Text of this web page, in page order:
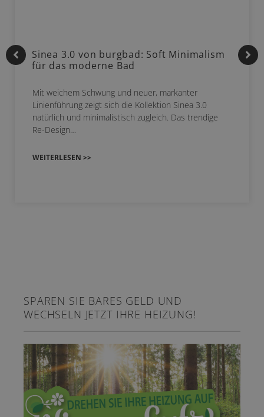
Sinea 3.0 von burgbad: Soft Minimalism
für das moderne Bad
Mit weichem Schwung und neuer, markanter
Linienführung zeigt sich die Kollektion Sinea 3.0
natürlich und minimalistisch zugleich. Das trendige
Re-Design…
WEITERLESEN >>
SPAREN SIE BARES GELD UND
WECHSELN JETZT IHRE HEIZUNG!